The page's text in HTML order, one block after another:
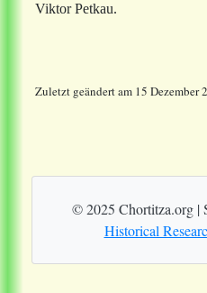
Viktor Petkau.
Zuletzt geändert am 15 Dezember
© 2025 Chortitza.org |
Historical